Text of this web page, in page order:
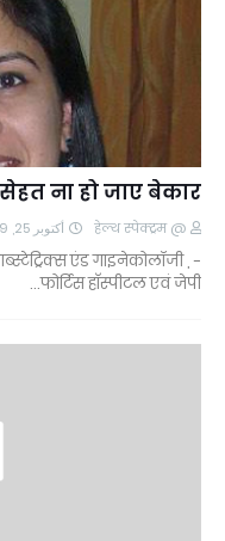
ना हो जाए बेकार
@ हेल्थ स्पेक्ट्रम أكتوبر 25, 2019
एंड गाइनेकोलॉजी ,
फोर्टिस हाॅस्पीटल एवं जेपी…